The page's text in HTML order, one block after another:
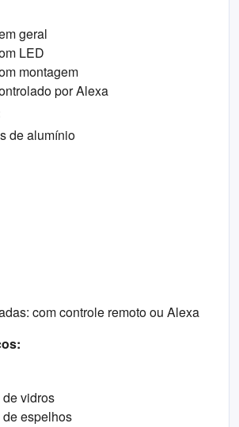
geral
LED
montagem
por Alexa
de alumínio
com controle remoto ou Alexa
vidros
espelhos